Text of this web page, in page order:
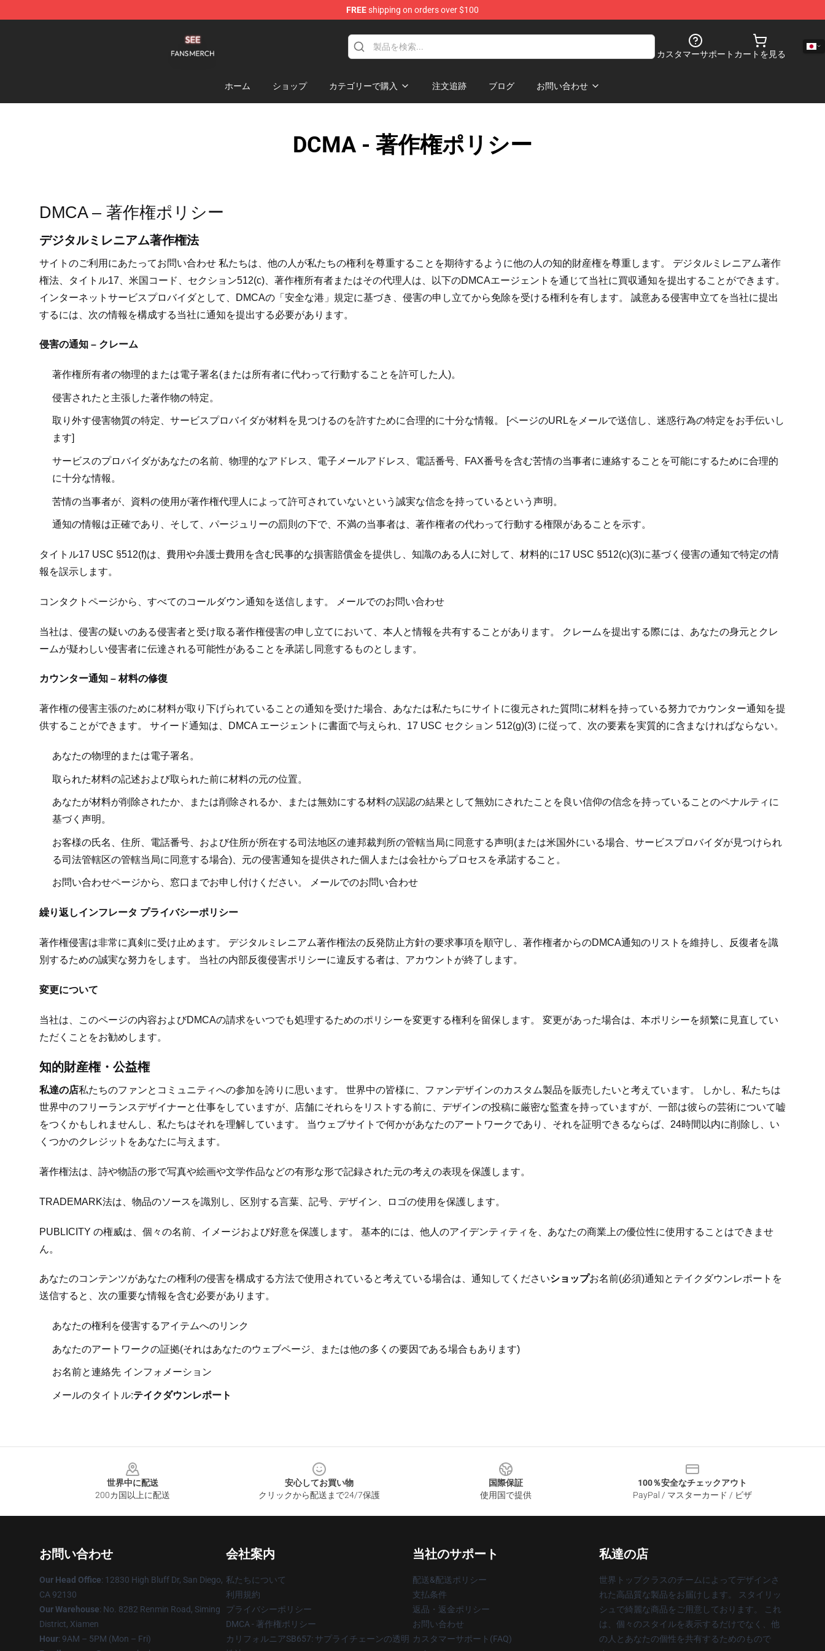
FREEshipping on orders over $100
カスタマーサポート カートを見る
ホーム ショップ カテゴリーで購入 注文追跡 ブログ お問い合わせ
DCMA - 著作権ポリシー
DMCA – 著作権ポリシー
デジタルミレニアム著作権法
サイトのご利用にあたってお問い合わせ 私たちは、他の人が私たちの権利を尊重することを期待するように他の人の知的財産権を尊重します。 デジタルミレニアム著作
権法、タイトル17、米国コード、セクション512(c)、著作権所有者またはその代理人は、以下のDMCAエージェントを通じて当社に買収通知を提出することができます。
インターネットサービスプロバイダとして、DMCAの「安全な港」規定に基づき、侵害の申し立てから免除を受ける権利を有します。 誠意ある侵害申立てを当社に提出
するには、次の情報を構成する当社に通知を提出する必要があります。
侵害の通知 – クレーム
著作権所有者の物理的または電子署名(または所有者に代わって行動することを許可した人)。
侵害されたと主張した著作物の特定。
取り外す侵害物質の特定、サービスプロバイダが材料を見つけるのを許すために合理的に十分な情報。 [ページのURLをメールで送信し、迷惑行為の特定をお手伝いし
ます]
サービスのプロバイダがあなたの名前、物理的なアドレス、電子メールアドレス、電話番号、FAX番号を含む苦情の当事者に連絡することを可能にするために合理的
に十分な情報。
苦情の当事者が、資料の使用が著作権代理人によって許可されていないという誠実な信念を持っているという声明。
通知の情報は正確であり、そして、パージュリーの罰則の下で、不満の当事者は、著作権者の代わって行動する権限があることを示す。
タイトル17 USC §512(f)は、費用や弁護士費用を含む民事的な損害賠償金を提供し、知識のある人に対して、材料的に17 USC §512(c)(3)に基づく侵害の通知で特定の情
報を誤示します。
コンタクトページから、すべてのコールダウン通知を送信します。 メールでのお問い合わせ
当社は、侵害の疑いのある侵害者と受け取る著作権侵害の申し立てにおいて、本人と情報を共有することがあります。 クレームを提出する際には、あなたの身元とクレ
ームが疑わしい侵害者に伝達される可能性があることを承諾し同意するものとします。
カウンター通知 – 材料の修復
著作権の侵害主張のために材料が取り下げられていることの通知を受けた場合、あなたは私たちにサイトに復元された質問に材料を持っている努力でカウンター通知を提
供することができます。 サイード通知は、DMCA エージェントに書面で与えられ、17 USC セクション 512(g)(3) に従って、次の要素を実質的に含まなければならない。
あなたの物理的または電子署名。
取られた材料の記述および取られた前に材料の元の位置。
あなたが材料が削除されたか、または削除されるか、または無効にする材料の誤認の結果として無効にされたことを良い信仰の信念を持っていることのペナルティに
基づく声明。
お客様の氏名、住所、電話番号、および住所が所在する司法地区の連邦裁判所の管轄当局に同意する声明(または米国外にいる場合、サービスプロバイダが見つけられ
る司法管轄区の管轄当局に同意する場合)、元の侵害通知を提供された個人または会社からプロセスを承諾すること。
お問い合わせページから、窓口までお申し付けください。 メールでのお問い合わせ
繰り返しインフレータ プライバシーポリシー
著作権侵害は非常に真剣に受け止めます。 デジタルミレニアム著作権法の反発防止方針の要求事項を順守し、著作権者からのDMCA通知のリストを維持し、反復者を識
別するための誠実な努力をします。 当社の内部反復侵害ポリシーに違反する者は、アカウントが終了します。
変更について
当社は、このページの内容およびDMCAの請求をいつでも処理するためのポリシーを変更する権利を留保します。 変更があった場合は、本ポリシーを頻繁に見直してい
ただくことをお勧めします。
知的財産権・公益権
私達の店私たちのファンとコミュニティへの参加を誇りに思います。 世界中の皆様に、ファンデザインのカスタム製品を販売したいと考えています。 しかし、私たちは
世界中のフリーランスデザイナーと仕事をしていますが、店舗にそれらをリストする前に、デザインの投稿に厳密な監査を持っていますが、一部は彼らの芸術について嘘
をつくかもしれませんし、私たちはそれを理解しています。 当ウェブサイトで何かがあなたのアートワークであり、それを証明できるならば、24時間以内に削除し、い
くつかのクレジットをあなたに与えます。
著作権法は、詩や物語の形で写真や絵画や文学作品などの有形な形で記録された元の考えの表現を保護します。
TRADEMARK法は、物品のソースを識別し、区別する言葉、記号、デザイン、ロゴの使用を保護します。
PUBLICITY の権威は、個々の名前、イメージおよび好意を保護します。 基本的には、他人のアイデンティティを、あなたの商業上の優位性に使用することはできませ
ん。
あなたのコンテンツがあなたの権利の侵害を構成する方法で使用されていると考えている場合は、通知してくださいショップお名前(必須)通知とテイクダウンレポートを
送信すると、次の重要な情報を含む必要があります。
あなたの権利を侵害するアイテムへのリンク
あなたのアートワークの証拠(それはあなたのウェブページ、または他の多くの要因である場合もあります)
お名前と連絡先 インフォメーション
メールのタイトル:テイクダウンレポート
世界中に配送
200カ国以上に配送
安心してお買い物
クリックから配送まで24/7保護
国際保証
使用国で提供
100％安全なチェックアウト
PayPal / マスターカード / ビザ
お問い合わせ
Our Head Office: 12830 High Bluff Dr, San Diego,
CA 92130
Our Warehouse: No. 8282 Renmin Road, Siming
District, Xiamen
Hour: 9AM – 5PM (Mon – Fri)
会社案内
私たちについて
利用規約
プライバシーポリシー
DMCA - 著作権ポリシー
カリフォルニアSB657: サプライチェーンの透明
当社のサポート
配送&配送ポリシー
支払条件
返品・返金ポリシー
お問い合わせ
カスタマーサポート(FAQ)
私達の店
世界トップクラスのチームによってデザインさ
れた高品質な製品をお届けします。 スタイリッ
シュで綺麗な商品をご用意しております。 これ
は、個々のスタイルを表示するだけでなく、他
の人とあなたの個性を共有するためのもので